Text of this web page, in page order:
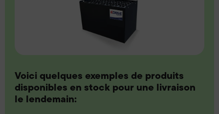
Voici quelques exemples de produits
disponibles en stock pour une livraison
le lendemain: